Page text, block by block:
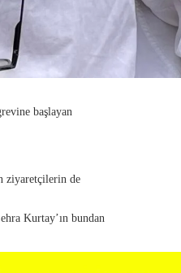
başlayan
ziyaretçilerin de
Kurtay’ın bundan